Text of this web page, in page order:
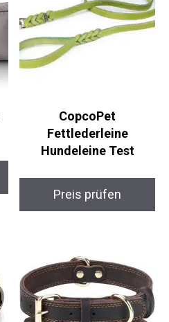
CopcoPet
Fettlederleine
Hundeleine Test
Preis prüfen